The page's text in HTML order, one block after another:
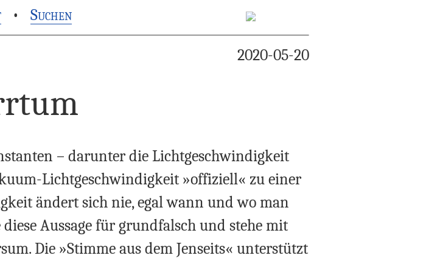
• Suchen
2020-05-20
– darunter die Lichtgeschwindigkeit
Lichtgeschwindigkeit »offiziell« zu einer
ändert sich nie, egal wann und wo man
Aussage für grundfalsch und stehe mit
Die »Stimme aus dem Jenseits« unterstützt